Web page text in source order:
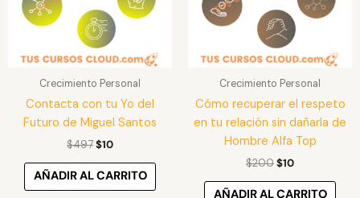
Crecimiento Personal
Contacta con tu Yo del
Futuro de Miguel Santos
$497$10
AÑADIR AL CARRITO
Crecimiento Personal
Cómo recuperar el respeto
en tu relación sin dañarla de
Hombre Alfa Top
$200$10
AÑADIR AL CARRITO